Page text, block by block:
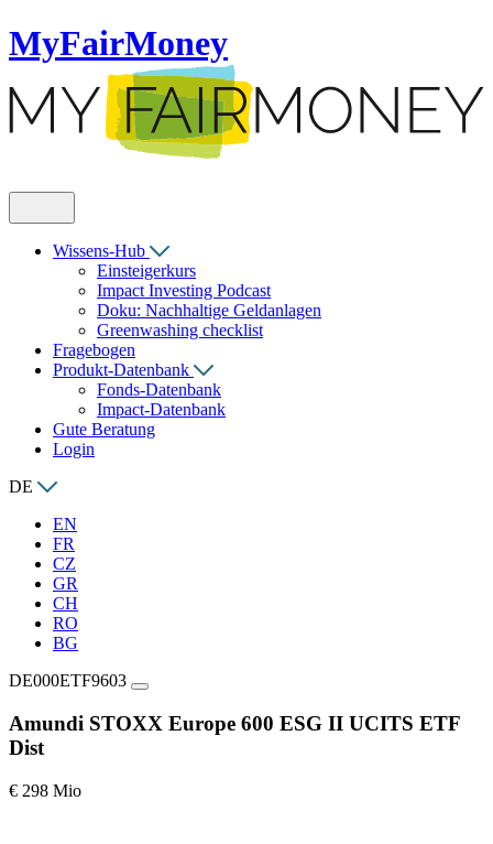
MyFairMoney
Wissens-Hub
Einsteigerkurs
Impact Investing Podcast
Doku: Nachhaltige Geldanlagen
Greenwashing checklist
Fragebogen
Produkt-Datenbank
Fonds-Datenbank
Impact-Datenbank
Gute Beratung
Login
DE
EN
FR
CZ
GR
CH
RO
BG
DE000ETF9603
Amundi STOXX Europe 600 ESG II UCITS ETF
Dist
€ 298 Mio